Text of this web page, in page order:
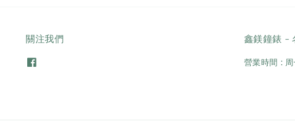
關注我們 鑫鎂鐘錶 -
營業時間 :